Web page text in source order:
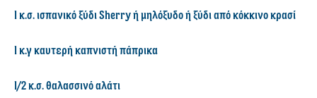
1 κ.σ. ισπανικό ξύδι Sherry ή μηλόξυδο ή ξύδι από κόκκινο κρασί
1 κ.γ καυτερή καπνιστή πάπρικα
1/2 κ.σ. θαλασσινό αλάτι